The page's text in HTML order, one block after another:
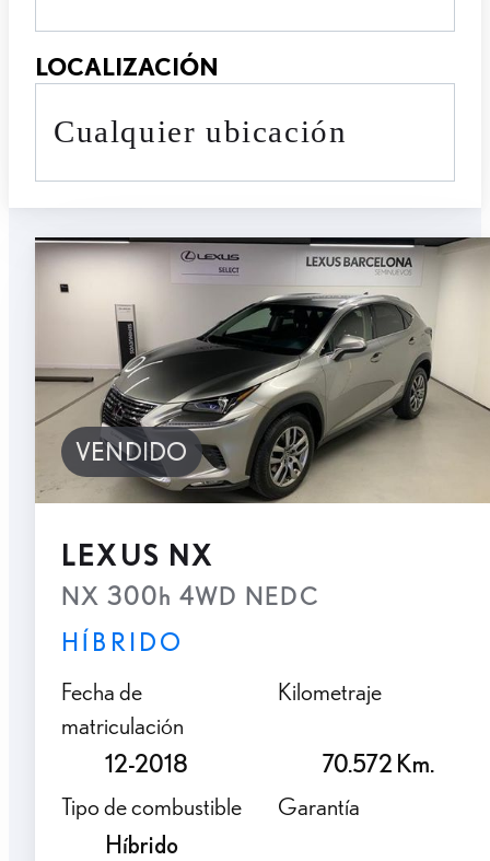
LOCALIZACIÓN
cualquier ubicación
VENDIDO
LEXUS NX
NX 300h 4WD NEDC
HÍBRIDO
Fecha de
matriculación
12-2018
Kilometraje
70.572 Km.
Tipo de combustible
Híbrido
Garantía